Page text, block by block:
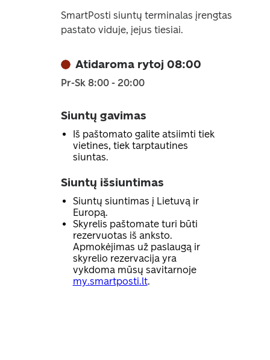
SmartPosti siuntų terminalas įrengtas
pastato viduje, įejus tiesiai.
Atidaroma rytoj 08:00
Pr-Sk 8:00 - 20:00
Siuntų gavimas
Iš paštomato galite atsiimti tiek
vietines, tiek tarptautines
siuntas.
Siuntų išsiuntimas
Siuntų siuntimas į Lietuvą ir
Europą.
Skyrelis paštomate turi būti
rezervuotas iš anksto.
Apmokėjimas už paslaugą ir
skyrelio rezervacija yra
vykdoma mūsų savitarnoje
my.smartposti.lt.